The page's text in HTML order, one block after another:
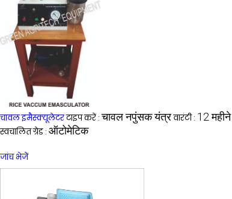
चावल इमैस्क्यूलेटरटाइप करें :चावल नपुंसक यंत्रवारंटी : 12 महीने
स्वचालित ग्रेड : ऑटोमेटिक
जांच भेजें